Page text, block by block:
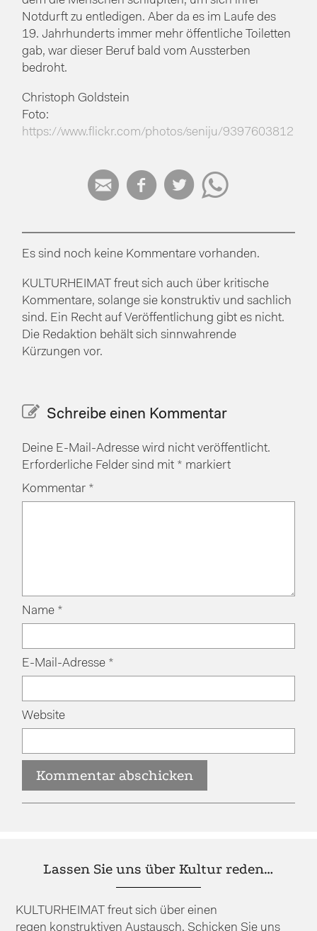
Notdurft zu entledigen. Aber da es im Laufe des
19. Jahrhunderts immer mehr öffentliche Toiletten
gab, war dieser Beruf bald vom Aussterben
bedroht.
Christoph Goldstein
Foto:
https://www.flickr.com/photos/seniju/9397603812
   
Es sind noch keine Kommentare vorhanden.
KULTURHEIMAT freut sich auch über kritische
Kommentare, solange sie konstruktiv und sachlich
sind. Ein Recht auf Veröffentlichung gibt es nicht.
Die Redaktion behält sich sinnwahrende
Kürzungen vor.
Schreibe einen Kommentar
Deine E-Mail-Adresse wird nicht veröffentlicht.
Erforderliche Felder sind mit * markiert
Kommentar *
Name *
E-Mail-Adresse *
Website
Lassen Sie uns über Kultur reden…
KULTURHEIMAT freut sich über einen
regen konstruktiven Austausch. Schicken Sie uns